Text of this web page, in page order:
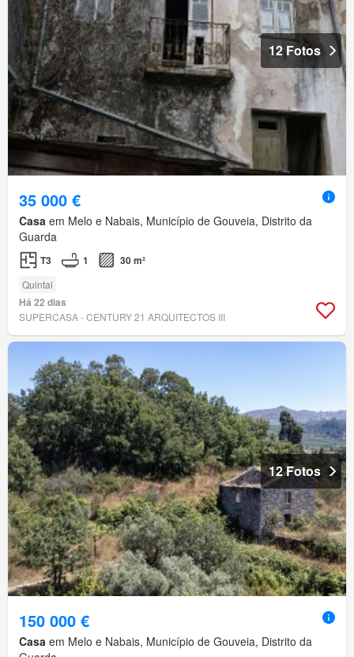
12 Fotos
35 000 €
Casa em Melo e Nabais, Município de Gouveia, Distrito da
Guarda
T3 1 30 m²
Quintal
Há 22 dias
SUPERCASA - CENTURY 21 ARQUITECTOS III
12 Fotos
150 000 €
Casa em Melo e Nabais, Município de Gouveia, Distrito da